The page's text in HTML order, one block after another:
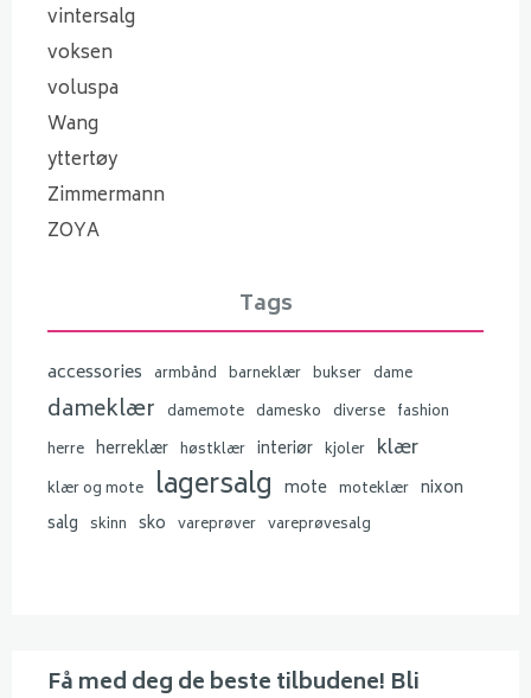
vintersalg
voksen
voluspa
Wang
yttertøy
Zimmermann
ZOYA
Tags
accessories armbånd barneklær bukser dame
dameklær damemote damesko diverse fashion
herre herreklær høstklær interiør kjoler klær
klær og mote lagersalg mote moteklær nixon
salg skinn sko vareprøver vareprøvesalg
Få med deg de beste tilbudene! Bli